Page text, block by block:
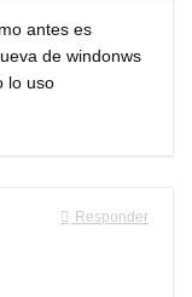
antes es
de windonws
lo uso
Responder